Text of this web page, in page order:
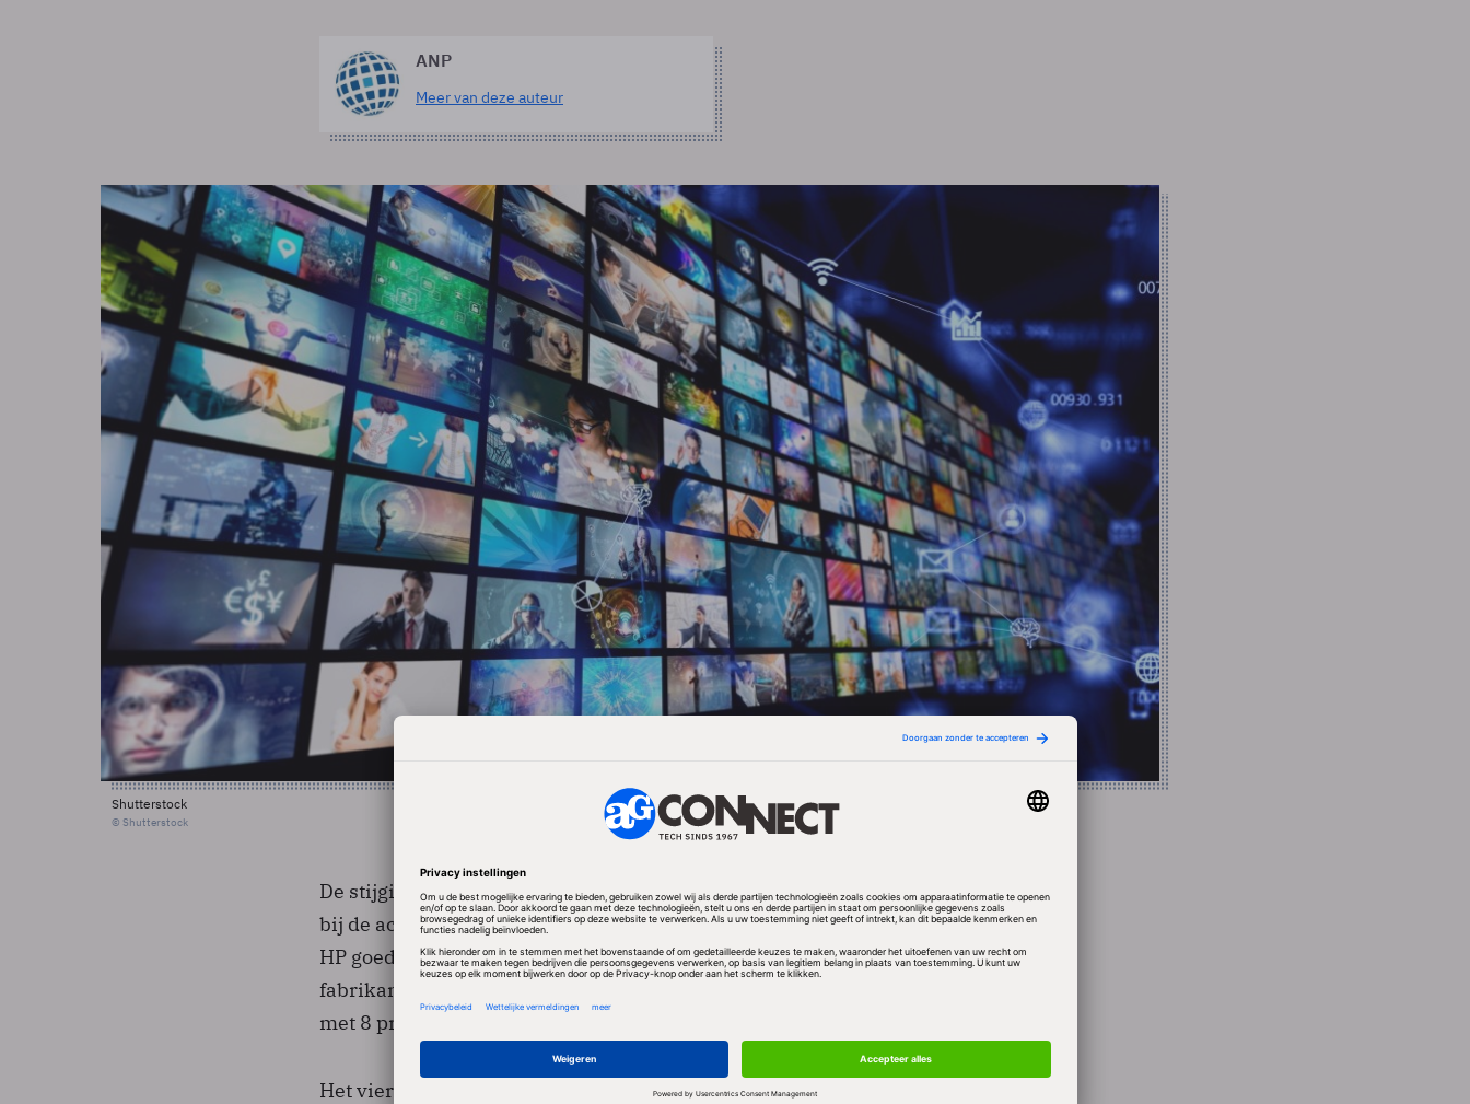
ANP
Meer van deze auteur
Shutterstock
© Shutterstock
De stijging is te danken aan kostenbesparingen en aan betere winstmarges
bij de activiteiten op het gebied van IT-dienstverlening. Ook in China deed
HP goede zaken, zo blijkt uit maandag gepubliceerde cijfers van de grootste
fabrikant van computers ter wereld. De omzet zakte het afgelopen kwartaal
met 8 procent tot 30,8 miljard dollar.
Het vierde kwartaal van HP liep eind oktober af. Het concern verwacht in het